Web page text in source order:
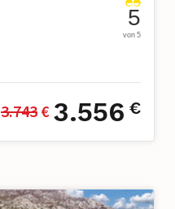
5
von 5
3.743 € 3.556 €